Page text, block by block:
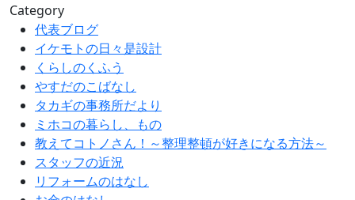
Category
代表ブログ
イケモトの日々是設計
くらしのくふう
やすだのこばなし
タカギの事務所だより
ミホコの暮らし、もの
教えてコトノさん！～整理整頓が好きになる方法～
スタッフの近況
リフォームのはなし